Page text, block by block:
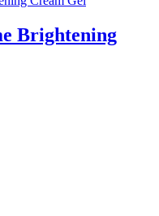
Brightening